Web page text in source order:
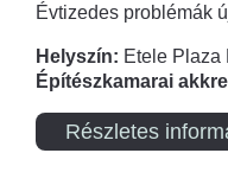
Évtizedes problémák
Helyszín: Etele Plaza
Építészkamarai
Részletes